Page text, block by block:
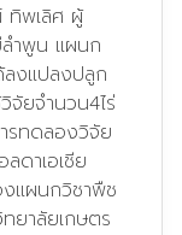
ทิพเลิศ ผู้
ลำพูน แผนก
ลงแปลงปลูก
ยจำนวน4ไร่
รทดลองวิจัย
ดาเอเชีย
แผนกวิชาพืช
ยาลัยเกษตร